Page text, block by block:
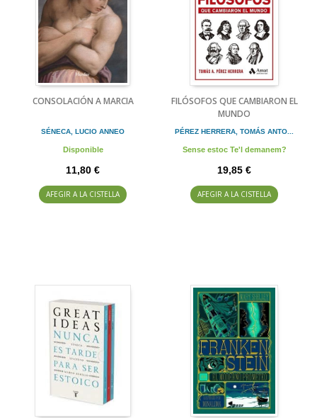
CONSOLACIÓN A MARCIA
SÉNECA, LUCIO ANNEO
Disponible
11,80 €
AFEGIR A LA CISTELLA
FILÓSOFOS QUE CAMBIARON EL
MUNDO
PÉREZ HERRERA, TOMÁS ANTO...
Sense estoc Te'l demanem?
19,85 €
AFEGIR A LA CISTELLA